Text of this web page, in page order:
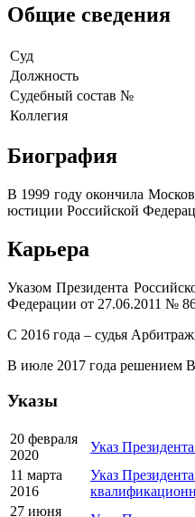
Общие сведения
Суд
Должность
Судебный состав №
Коллегия
Биография
В 1999 году окончила
юстиции Российской
Карьера
Указом Президента
Федерации от 27.06.2011 №
С 2016 года – судья
В июле 2017 года решением
Указы
20 февраля
2020
Указ
11 марта
2016
Указ
27 июня